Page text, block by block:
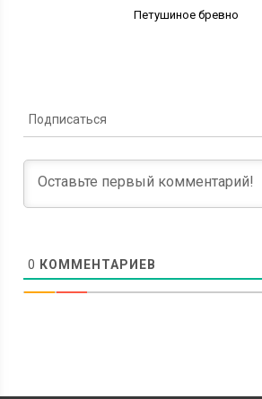
Петушиное бревно
Подписаться
0 КОММЕНТАРИЕВ